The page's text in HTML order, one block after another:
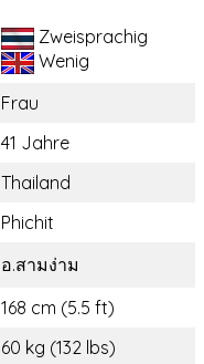
Zweisprachig
Wenig
Frau
41 Jahre
Thailand
Phichit
อ.สามง่าม
168 cm (5.5 ft)
60 kg (132 lbs)